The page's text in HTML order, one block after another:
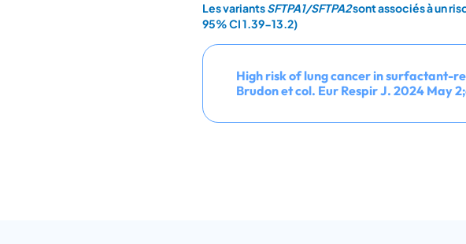
Les variantsSFTPA1/SFTPA2sont associés à un
95% CI 1.39-13.2)
High risk of lung cancer in surfactant-
Brudon et col. Eur Respir J. 2024 May